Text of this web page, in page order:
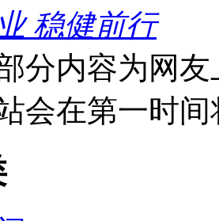
稳健前行
分内容为网
会在第一时